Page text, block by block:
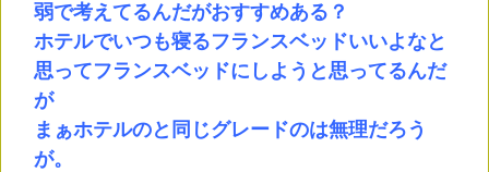
弱で考えてるんだがおすすめある？
ホテルでいつも寝るフランスベッドいいよなと
思ってフランスベッドにしようと思ってるんだ
が
まぁホテルのと同じグレードのは無理だろう
が。